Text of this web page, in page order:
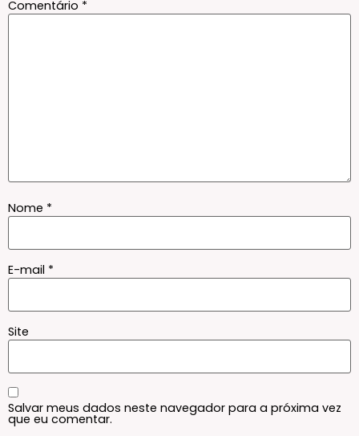
Comentário *
Nome *
E-mail *
Site
Salvar meus dados neste navegador para a próxima vez
que eu comentar.